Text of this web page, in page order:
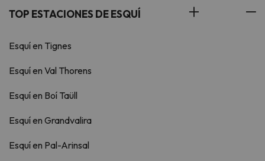
TOP ESTACIONES DE ESQUÍ
Esquí en Tignes
Esquí en Val Thorens
Esquí en Boí Taüll
Esquí en Grandvalira
Esquí en Pal-Arinsal